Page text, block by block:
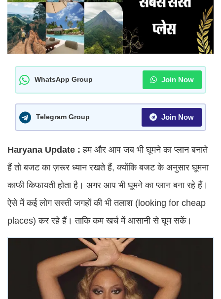
WhatsApp Group Join Now
Telegram Group Join Now
Haryana Update :हम और आप जब भी घूमने का प्लान बनाते
हैं तो बजट का ज़रूर ध्यान रखते हैं, क्योंकि बजट के अनुसार घूमना
काफी किफायती होता है। अगर आप भी घूमने का प्लान बना रहे हैं।
ऐसे में कई लोग सस्ती जगहों की भी तलाश (looking for cheap
places) कर रहे हैं। ताकि कम खर्च में आसानी से घूम सकें।